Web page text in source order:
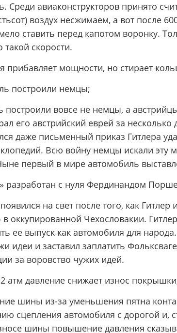
Среди авиаконструкторов принято
воздух несжимаем, а вот после
ставить перед капотом воронку.
скорости.
прибавляет мощности, но стирает
построили немцы;
вовсе не немцы, а
его австрийский еврей за несколько
даже письменный приказ Гитлера
Всю войну немцы искали эту
первый в мире автомобиль
разработан с нуля Фердинандом
на свет после того, как
в оккупированной Чехословакии.
ее выпуск как автомобиля для
идеи и заставил заплатить
за воровство чужих идей.
атм давление снижает износ
шины из-за уменьшения пятна
сцепления автомобиля с дорогой и,
шины повышение давления